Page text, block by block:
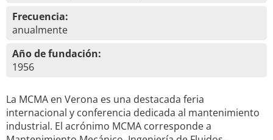
Frecuencia:
anualmente
Año de fundación:
1956
La MCMA en Verona es una destacada feria
internacional y conferencia dedicada al mantenimiento
industrial. El acrónimo MCMA corresponde a